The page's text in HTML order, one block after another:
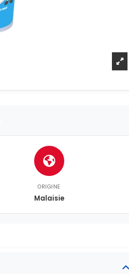
ORIGINE
Malaisie